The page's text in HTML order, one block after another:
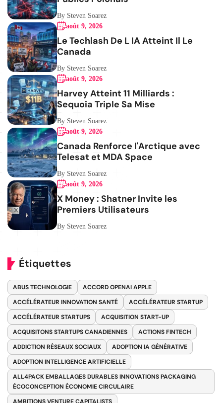
By Steven Soarez
août 9, 2026
Le Techlash De L IA Atteint Il Le
Canada
By Steven Soarez
août 9, 2026
Harvey Atteint 11 Milliards :
Sequoia Triple Sa Mise
By Steven Soarez
août 9, 2026
Canada Renforce l'Arctique avec
Telesat et MDA Space
By Steven Soarez
août 9, 2026
X Money : Shatner Invite les
Premiers Utilisateurs
By Steven Soarez
Étiquettes
ABUS TECHNOLOGIE
ACCORD OPENAI APPLE
ACCÉLÉRATEUR INNOVATION SANTÉ
ACCÉLÉRATEUR STARTUP
ACCÉLÉRATEUR STARTUPS
ACQUISITION START-UP
ACQUISITONS STARTUPS CANADIENNES
ACTIONS FINTECH
ADDICTION RÉSEAUX SOCIAUX
ADOPTION IA GÉNÉRATIVE
ADOPTION INTELLIGENCE ARTIFICIELLE
ALL4PACK EMBALLAGES DURABLES INNOVATIONS PACKAGING
ÉCOCONCEPTION ÉCONOMIE CIRCULAIRE